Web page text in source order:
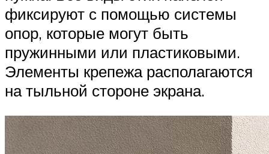
фиксируют с помощью системы
опор, которые могут быть
пружинными или пластиковыми.
Элементы крепежа располагаются
на тыльной стороне экрана.